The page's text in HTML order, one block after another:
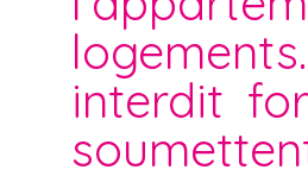
interdit